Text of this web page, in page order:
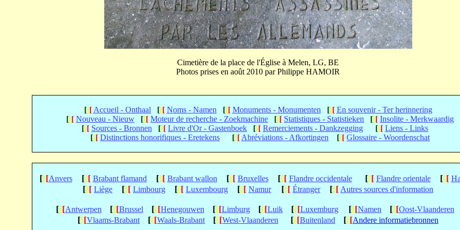
Cimetière de la place de l'Église à Melen, LG, BE
Photos prises en août 2010 par Philippe HAMOIR
[[[ Accueil - Onthaal [[[ Noms - Namen [[[ Monuments - Monumenten [[[ En souvenir - Ter herinnering
[[[ Nouveau - Nieuw [[[ Moteur de recherche - Zoekmachine [[[ Statistiques - Statistieken [[[ Insolite - Merkwaardig
[[[ Sources - Bronnen [[[ Livre d'Or - Gastenboek [[[ Remerciements - Dankzegging [[[ Liens - Links
[[[ Distinctions honorifiques - Eretekens [[[ Abréviations - Afkortingen [[[ Glossaire - Woordenschat
[[[Anvers [[[ Brabant flamand [[[ Brabant wallon [[[ Bruxelles [[[ Flandre occidentale[[[ Flandre orientale [[[
[[[ Liège [[[ Limbourg [[[ Luxembourg [[[ Namur[[[ Étranger [[[ Autres sources d'information
[[[Antwerpen [[[Brussel [[[Henegouwen [[[Limburg [[[Luik [[[Luxemburg[[[Namen [[[Oost-Vlaanderen
[[[Vlaams-Brabant [[[Waals-Brabant [[[West-Vlaanderen [[[Buitenland [[[Andere informatiebronnen